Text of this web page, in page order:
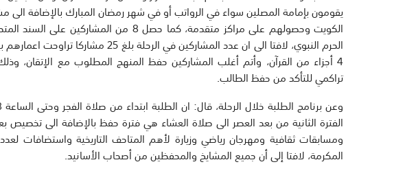
يقومون بإمامة المصلين سواء في الرواتب أو في شهر رمضان المبارك بالإضافة الى
الكويت وحصولهم على مراكز متقدمة، كما حصل 8
4 أجزاء من القرآن، وأتم أغلب المشاركين حفظ المنهج المطلوب مع الإتقان،
تراكمي للتأكد من حفظ الطالب.
الفترة الثانية من بعد العصر الى صلاة العشاء هي فترة حفظ بالإضافة الى
ومسابقات ثقافية ومهرجان رياضي وزيارة لأهم المتاحف التاريخية واستضافات
المكرمة، لافتا إلى أن جميع المشايخ والمحفظين من أصحاب الأسانيد.